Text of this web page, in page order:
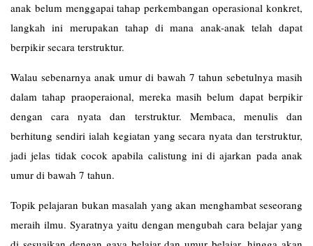
anak belum menggapai tahap perkembangan operasional konkret,
langkah ini merupakan tahap di mana anak-anak telah dapat
berpikir secara terstruktur.
Walau sebenarnya anak umur di bawah 7 tahun sebetulnya masih
dalam tahap praoperaional, mereka masih belum dapat berpikir
dengan cara nyata dan terstruktur. Membaca, menulis dan
berhitung sendiri ialah kegiatan yang secara nyata dan terstruktur,
jadi jelas tidak cocok apabila calistung ini di ajarkan pada anak
umur di bawah 7 tahun.
Topik pelajaran bukan masalah yang akan menghambat seseorang
meraih ilmu. Syaratnya yaitu dengan mengubah cara belajar yang